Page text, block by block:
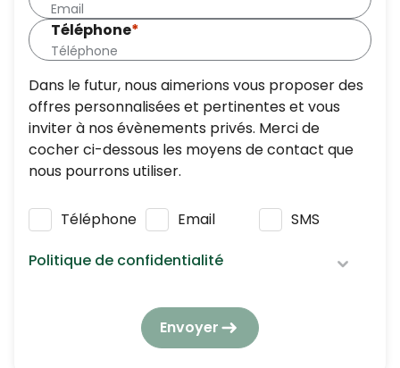
Téléphone*
Dans le futur, nous aimerions vous proposer des
offres personnalisées et pertinentes et vous
inviter à nos évènements privés. Merci de
cocher ci-dessous les moyens de contact que
nous pourrons utiliser.
Téléphone Email
SMS
Politique de confidentialité
Nous respectons vos données personnelles :
elles seront utilisées et traitées conformément
politique de confidentialité
Envoyer